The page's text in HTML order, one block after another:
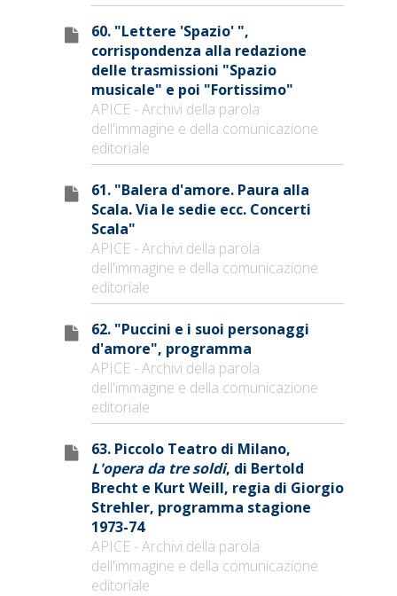
60. "Lettere 'Spazio' ",
corrispondenza alla redazione
delle trasmissioni "Spazio
musicale" e poi "Fortissimo"
APICE - Archivi della parola
dell'immagine e della comunicazione
editoriale
61. "Balera d'amore. Paura alla
Scala. Via le sedie ecc. Concerti
Scala"
APICE - Archivi della parola
dell'immagine e della comunicazione
editoriale
62. "Puccini e i suoi personaggi
d'amore", programma
APICE - Archivi della parola
dell'immagine e della comunicazione
editoriale
63. Piccolo Teatro di Milano,
L'opera da tre soldi, di Bertold
Brecht e Kurt Weill, regia di Giorgio
Strehler, programma stagione
1973-74
APICE - Archivi della parola
dell'immagine e della comunicazione
editoriale